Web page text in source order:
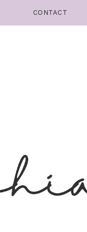
CONTACT